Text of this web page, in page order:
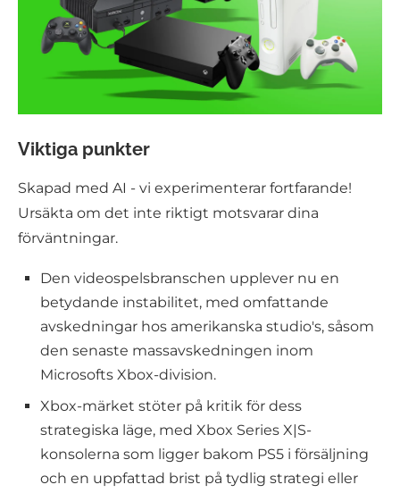
Viktiga punkter
Skapad med AI - vi experimenterar fortfarande!
Ursäkta om det inte riktigt motsvarar dina
förväntningar.
Den videospelsbranschen upplever nu en
betydande instabilitet, med omfattande
avskedningar hos amerikanska studio's, såsom
den senaste massavskedningen inom
Microsofts Xbox-division.
Xbox-märket stöter på kritik för dess
strategiska läge, med Xbox Series X|S-
konsolerna som ligger bakom PS5 i försäljning
och en uppfattad brist på tydlig strategi eller